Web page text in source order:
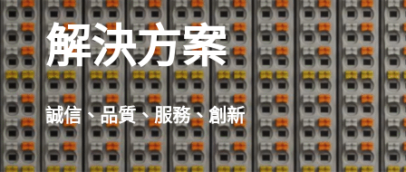
解決方案
誠信、品質、服務、創新